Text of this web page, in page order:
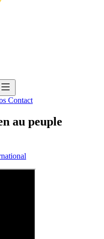
Contact
au peuple